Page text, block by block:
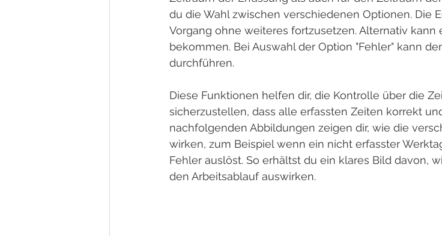
du die Wahl zwischen verschiedenen Optionen. Die
Vorgang ohne weiteres fortzusetzen. Alternativ kann
bekommen. Bei Auswahl der Option "Fehler" kann
durchführen.
Diese Funktionen helfen dir, die Kontrolle über die
sicherzustellen, dass alle erfassten Zeiten korrekt
nachfolgenden Abbildungen zeigen dir, wie die
wirken, zum Beispiel wenn ein nicht erfasster
Fehler auslöst. So erhältst du ein klares Bild davon,
den Arbeitsablauf auswirken.